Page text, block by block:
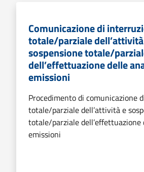
Comunicazione di
totale/parziale
sospensione totale/
dell’effettuazione delle
emissioni
Procedimento di comunicazione
totale/parziale dell’attività e
totale/parziale dell’effettuazione
emissioni